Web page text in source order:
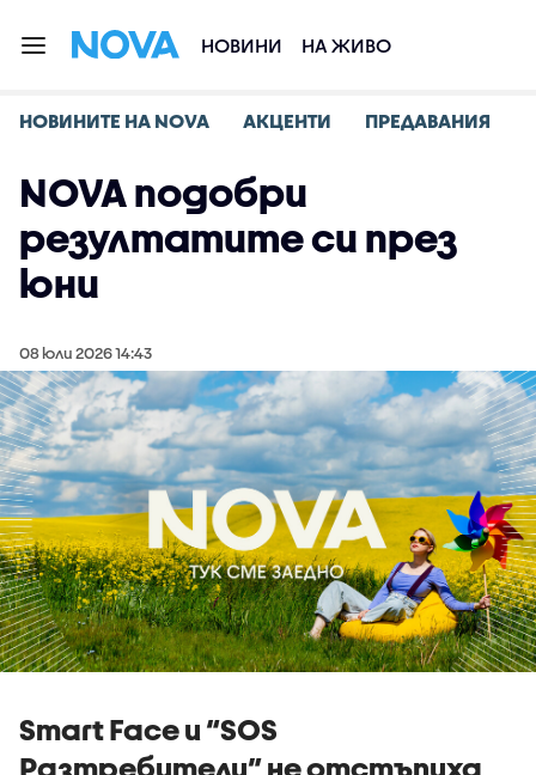
НОВИНИ НА ЖИВО
НОВИНИТЕ НА NOVA АКЦЕНТИ ПРЕДАВАНИЯ
NOVA подобри
резултатите си през
юни
08 юли 2026 14:43
Smart Face и “SOS
Разтребители” не отстъпиха